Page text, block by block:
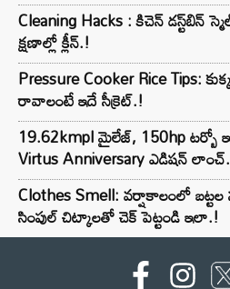
Cleaning Hacks : కిచెన్ డస్ట్‌బిన్
క్షణాల్లో క్లీన్.!
Pressure Cooker Rice Tips:
రావాలంటే ఇదే సీక్రెట్.!
19.62kmpl మైలేజ్, 150hp టర్బో
Virtus Anniversary ఎడిషన్
Clothes Smell: వర్షాకాలంలో
సింపుల్ చిట్కాలతో చెక్ పెట్టండి ఇలా.!